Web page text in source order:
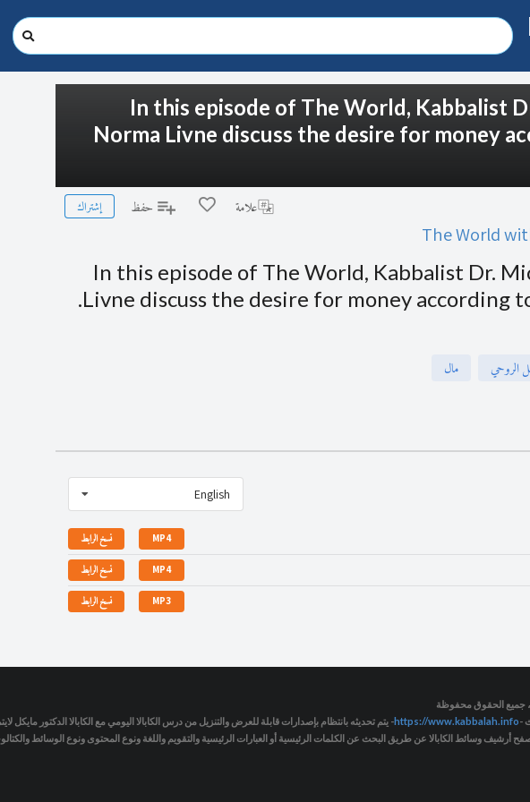
In this episode of The World, Kabbalist
Norma Livne discuss the desire for money
علامة حفظ إشتراك
The World
In this episode of The World, Kabbalist Dr.
Livne discuss the desire for money according
الروحي مال
English
MP4 نسخ الرابط
MP4 نسخ الرابط
MP3 نسخ الرابط
جميع الحقوق محفوظة
-
https://www.kabbalah.info- يتم تحديثه بانتظام بإصدارات قابلة للعرض والتنزيل من درس الكابالا اليومي مع الكابالا الدكتور
أرشيف وسائط الكابالا عن طريق البحث عن الكلمات الرئيسية أو العبارات الرئيسية والتقويم واللغة ونوع المحتوى ونوع الوسائط